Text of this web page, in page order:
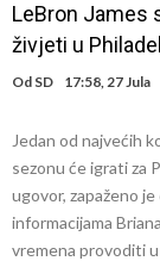
LeBron James
živjeti u
Od SD 17:58, 27 Jula
Jedan od najvećih
sezonu će igrati za
ugovor, zapaženo
informacijama
vremena provoditi